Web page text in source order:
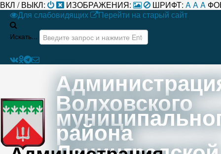
ВКЛ / ВЫКЛ: ИЗОБРАЖЕНИЯ: ШРИФТ: AAA
Для слабовидящих
Перейти на старый сайт
Искать...
Волховского
района